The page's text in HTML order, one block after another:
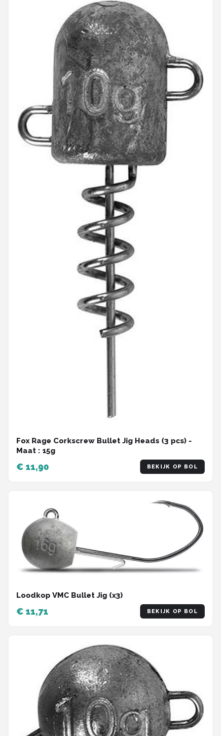
Fox Rage Corkscrew Bullet Jig Heads (3 pcs) -
Maat : 15g
€ 11,90 BEKIJK OP BOL
Loodkop VMC Bullet Jig (x3)
€ 11,71 BEKIJK OP BOL